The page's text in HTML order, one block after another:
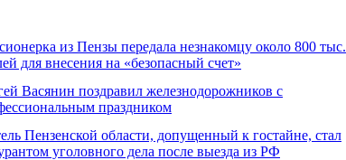
из Пензы передала незнакомцу около 800 тыс.
для внесения на «безопасный счет»
Васянин поздравил железнодорожников с
праздником
Пензенской области, допущенный к гостайне, стал
уголовного дела после выезда из РФ